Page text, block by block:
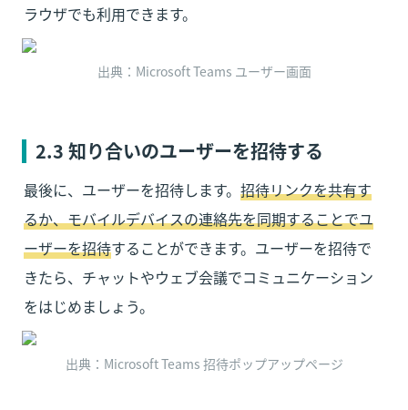
ラウザでも利用できます。
出典：Microsoft Teams ユーザー画面
2.3 知り合いのユーザーを招待する
最後に、ユーザーを招待します。 招待リンクを共有す
るか、モバイルデバイスの連絡先を同期することでユ
ーザーを招待することができます。ユーザーを招待で
きたら、チャットやウェブ会議でコミュニケーション
をはじめましょう。
出典：Microsoft Teams 招待ポップアップページ